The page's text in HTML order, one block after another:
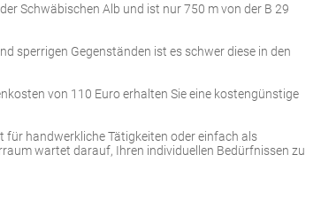
Schwäbischen Alb und ist nur 750 m von der B 29
sperrigen Gegenständen ist es schwer diese in den
von 110 Euro erhalten Sie eine kostengünstige
für handwerkliche Tätigkeiten oder einfach als
wartet darauf, Ihren individuellen Bedürfnissen zu